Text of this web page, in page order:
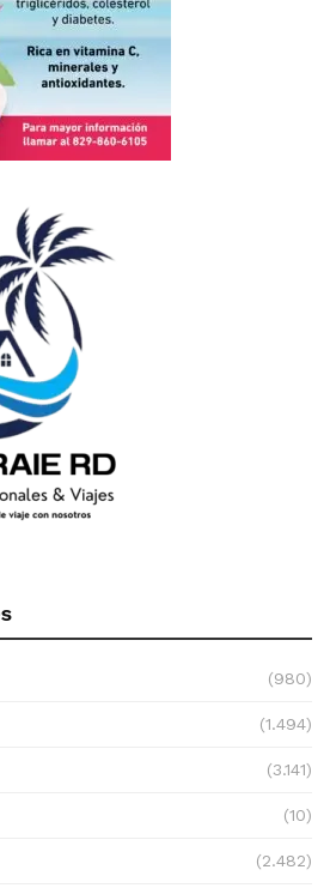
(980)
(1.494)
(3.141)
(10)
(2.482)